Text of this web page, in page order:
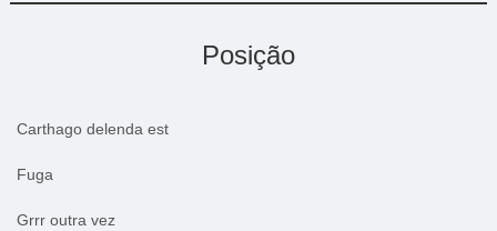
Posição
Carthago delenda est
Fuga
Grrr outra vez